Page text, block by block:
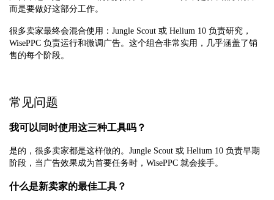
而是要做好这部分工作。
很多卖家最终会混合使用：Jungle Scout 或 Helium 10 负责研究，
WisePPC 负责运行和微调广告。这个组合非常实用，几乎涵盖了销
售的每个阶段。
常见问题
我可以同时使用这三种工具吗？
是的，很多卖家都是这样做的。Jungle Scout 或 Helium 10 负责早期
阶段，当广告效果成为首要任务时，WisePPC 就会接手。
什么是新卖家的最佳工具？